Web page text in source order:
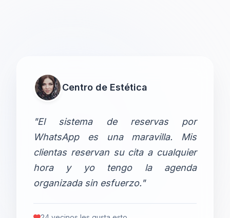
Centro de Estética
"El sistema de reservas por
WhatsApp es una maravilla. Mis
clientas reservan su cita a cualquier
hora y yo tengo la agenda
organizada sin esfuerzo."